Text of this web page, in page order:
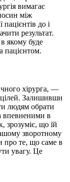
вимагає
між
до і
результат.
якому буде
пацієнтом.
хірурга, —
Залишивши
людям обрати
впевненими в
зрозуміє, що їй
зворотному
про те, що саме в
увагу. Це